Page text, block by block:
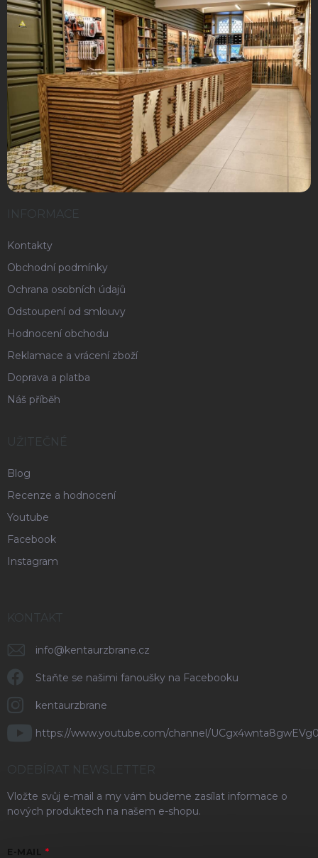
INFORMACE
Kontakty
Obchodní podmínky
Ochrana osobních údajů
Odstoupení od smlouvy
Hodnocení obchodu
Reklamace a vrácení zboží
Doprava a platba
Náš příběh
UŽITEČNÉ
Blog
Recenze a hodnocení
Youtube
Facebook
Instagram
KONTAKT
info@kentaurzbrane.cz
Staňte se našimi fanoušky na Facebooku
kentaurzbrane
https://www.youtube.com/channel/
ODEBÍRAT NEWSLETTER
Vložte svůj e-mail a my vám budeme zasílat informace o
nových produktech na našem e-shopu.
E-MAIL